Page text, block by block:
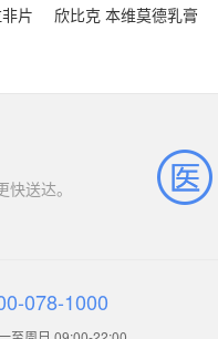
片 欣比克 本维莫德乳膏
送达。
078-1000